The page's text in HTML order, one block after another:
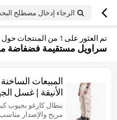
الرجاء إدخال مصطلح
تم العثور على 1 من المنتجات حول
سراويل مستقيمة
المبيعات
الأنيقة | غسل
مستقيم
بنطال كارغو بجيوب
مريح والإصدار